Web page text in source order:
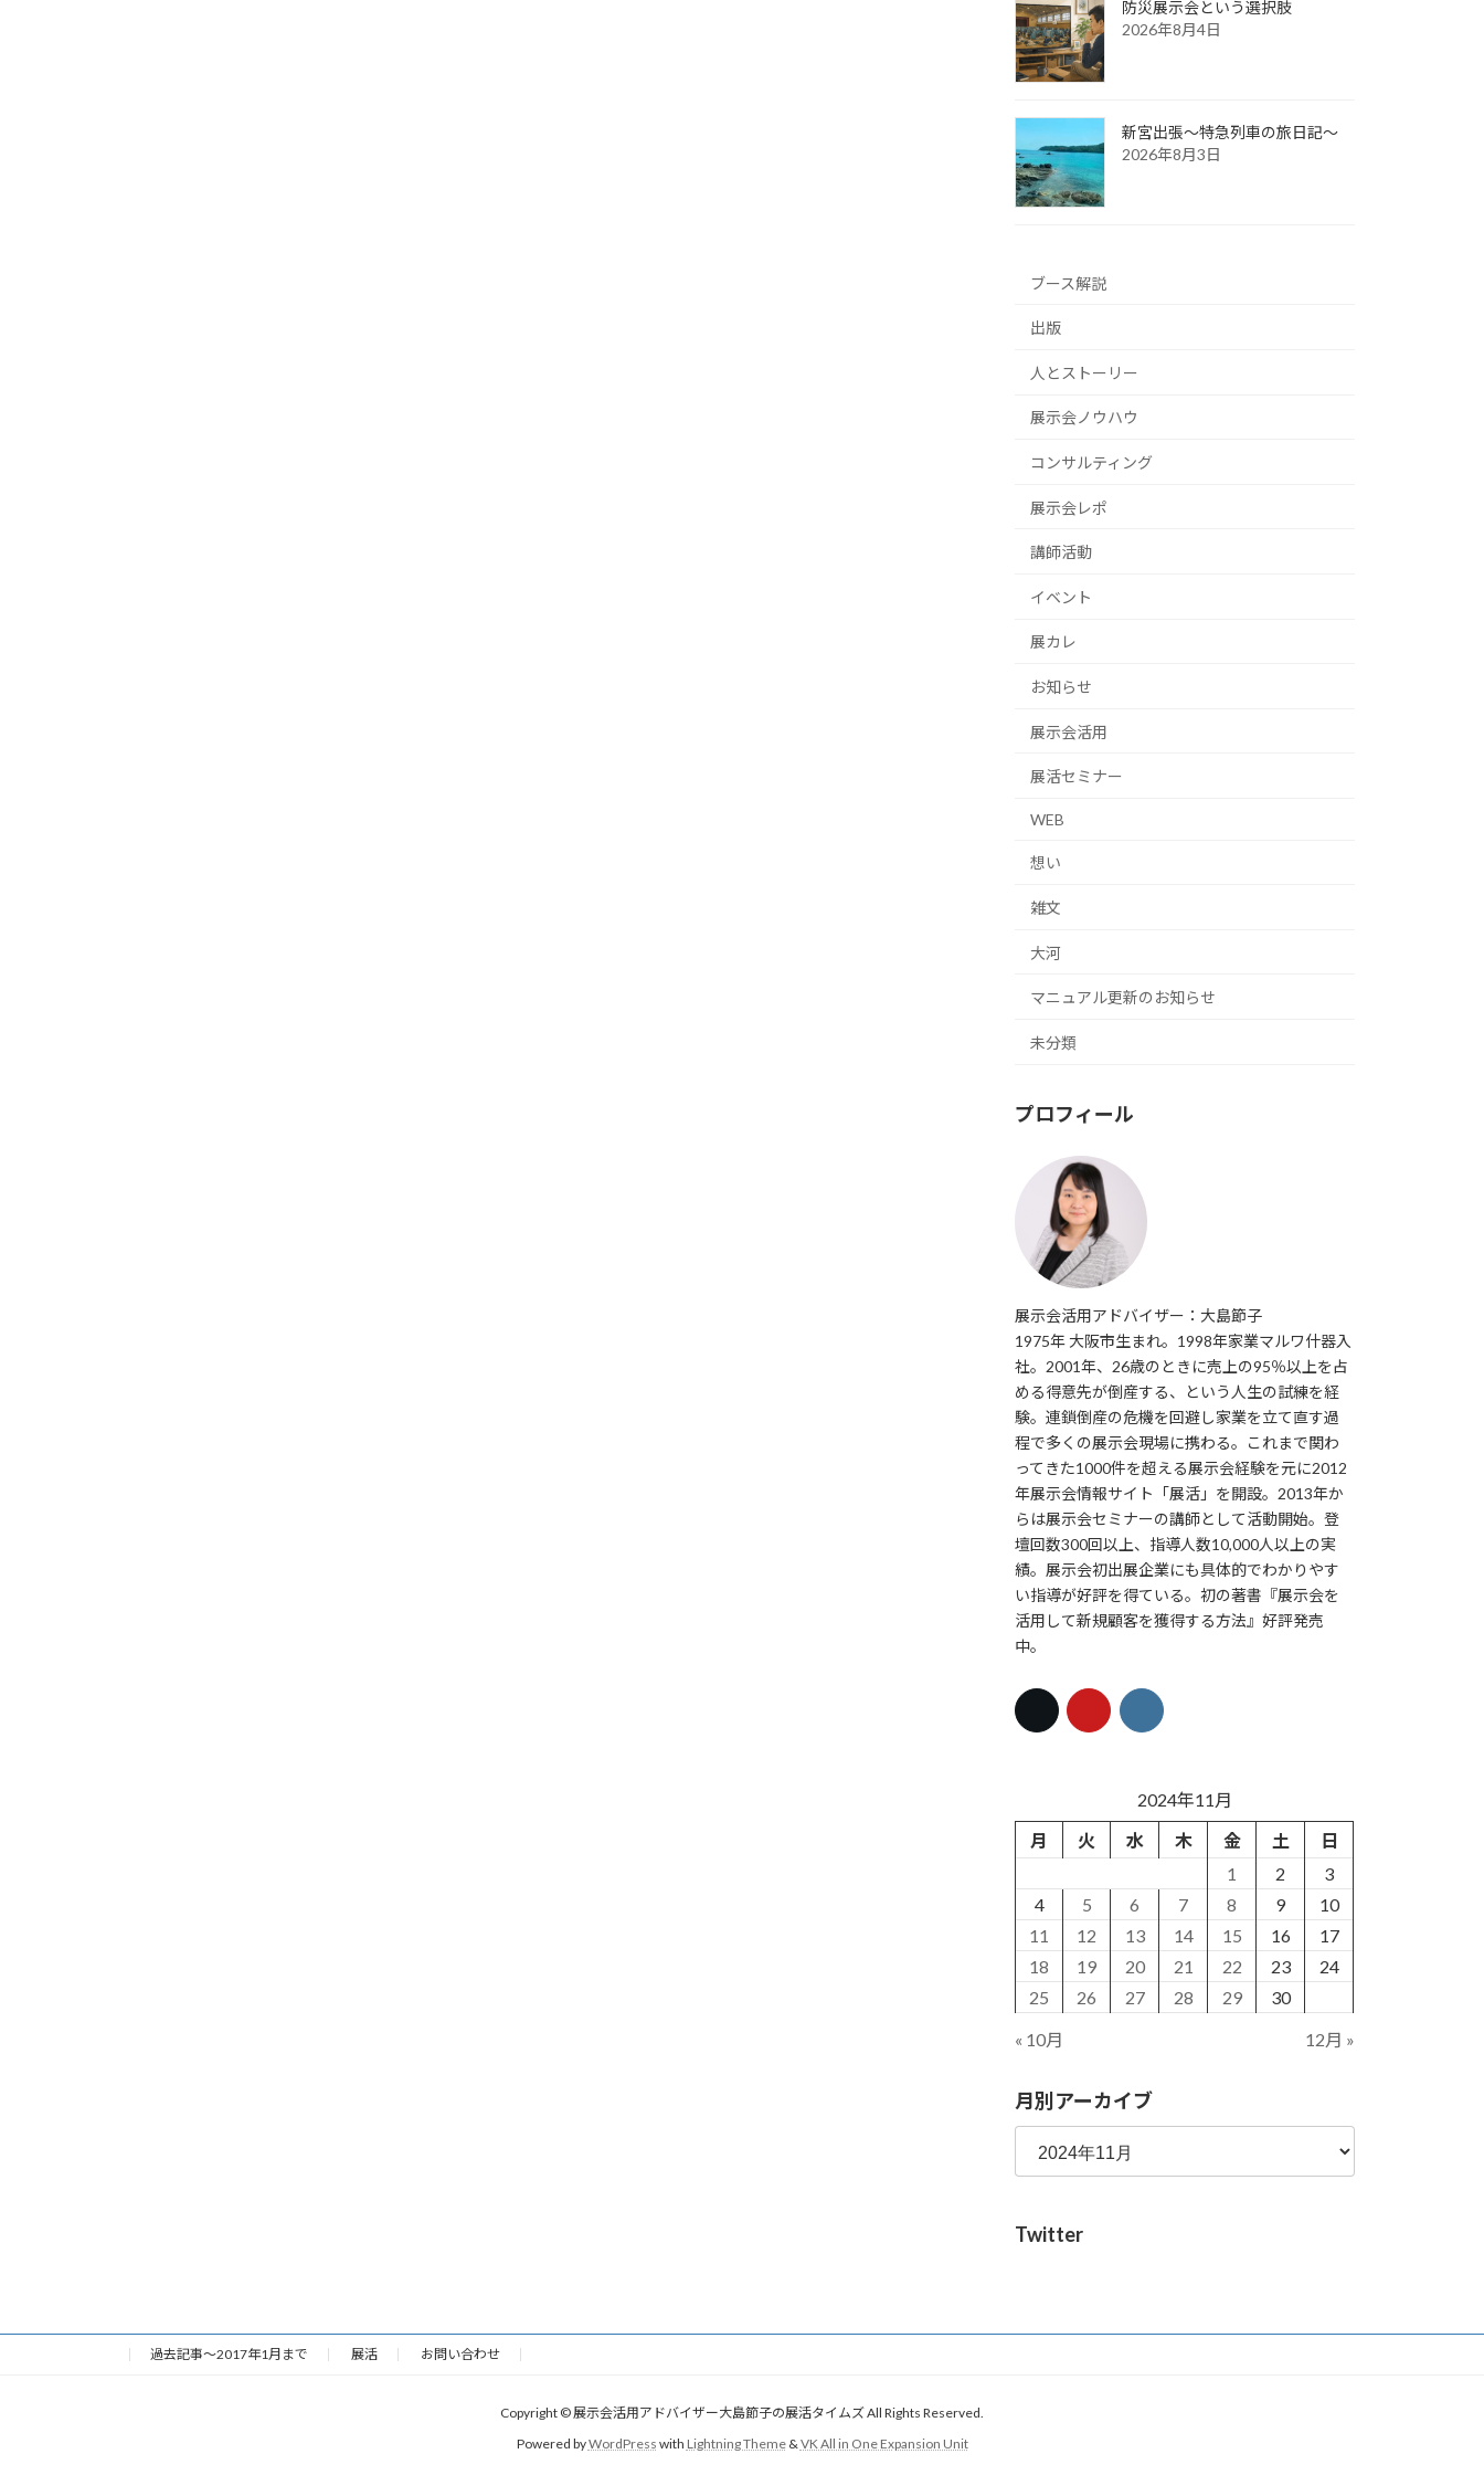
防災展示会という選択肢
2026年8月4日
新宮出張～特急列車の旅日記～
2026年8月3日
ブース解説
出版
人とストーリー
展示会ノウハウ
コンサルティング
展示会レポ
講師活動
イベント
展カレ
お知らせ
展示会活用
展活セミナー
WEB
想い
雑文
大河
マニュアル更新のお知らせ
未分類
プロフィール
展示会活用アドバイザー：大島節子
1975年 大阪市生まれ。1998年家業マルワ什器入
社。2001年、26歳のときに売上の95％以上を占
める得意先が倒産する、という人生の試練を経
験。連鎖倒産の危機を回避し家業を立て直す過
程で多くの展示会現場に携わる。これまで関わ
ってきた1000件を超える展示会経験を元に2012
年展示会情報サイト「展活」を開設。2013年か
らは展示会セミナーの講師として活動開始。登
壇回数300回以上、指導人数10,000人以上の実
績。展示会初出展企業にも具体的でわかりやす
い指導が好評を得ている。初の著書『展示会を
活用して新規顧客を獲得する方法』好評発売
中。
2024年11月
月
火 水 木 金 土
日
1
2
3
4
5 6 7 8 9
10
11
12 13 14 15 16
17
18
19 20 21 22 23
24
25
26 27 28 29 30
« 10月 12月 »
月別アーカイブ
Twitter
過去記事～2017年1月まで 展活 お問い合わせ
Copyright © 展示会活用アドバイザー大島節子の展活タイムズ All Rights Reserved.
Powered byWordPress with Lightning Theme&VK All in One Expansion Unit